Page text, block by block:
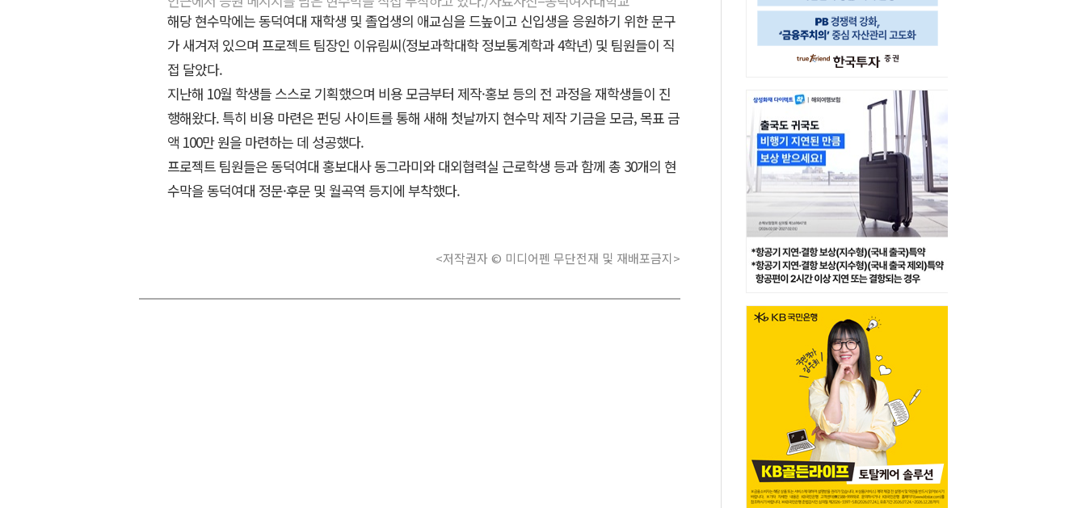
해당 현수막에는 동덕여대 재학생 및 졸업생의 애교심을 드높이고 신입생을 응원하기 위한 문구
가 새겨져 있으며 프로젝트 팀장인 이유림씨(정보과학대학 정보통계학과 4학년) 및 팀원들이 직
접 달았다.
지난해 10월 학생들 스스로 기획했으며 비용 모금부터 제작·홍보 등의 전 과정을 재학생들이 진
행해왔다. 특히 비용 마련은 펀딩 사이트를 통해 새해 첫날까지 현수막 제작 기금을 모금, 목표 금
액 100만 원을 마련하는 데 성공했다.
프로젝트 팀원들은 동덕여대 홍보대사 동그라미와 대외협력실 근로학생 등과 함께 총 30개의 현
수막을 동덕여대 정문·후문 및 월곡역 등지에 부착했다.
<저작권자 © 미디어펜 무단전재 및 재배포금지>